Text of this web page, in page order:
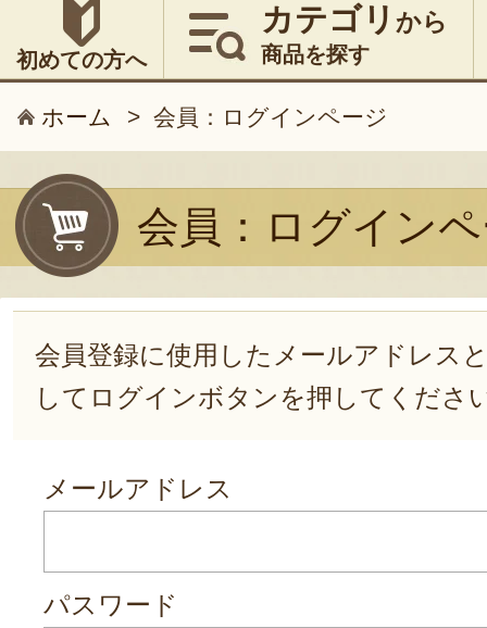
初めての方へ
カテゴリ から
商品を探す
ホーム > 会員：ログインページ
会員：ログイン
会員登録に使用したメールアドレス
してログインボタンを押してくださ
メールアドレス
パスワード